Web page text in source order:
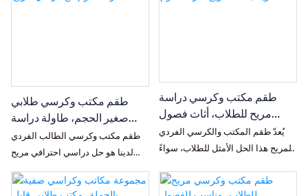
طقم مكتب وكرسي طلابي
صغير الحجم، طاولة دراسة
صغيرة مع رف كتب، أثاث متعدد
الوظائف لغرفة النوم مع كرسي
طقم مكتب وكرسي الطالب الفردي
لدينا هو حل دراسي احترافي مريح
مصمم خصيصًا للفصول الدراسية،
والمساكن الطلابية، وبيئات التعلم
طقم مكتب وكرسي دراسة
مريح للطلاب، أثاث فصول
دراسية قابل لتعديل الارتفاع،
طاولة دراسة عصرية بمقعد
يُعدّ طقم المكتب والكرسي الفردي
المريح هذا الحل الأمثل للطلاب، سواءً
الدراسية. فهو يتميز بتصميم مريح